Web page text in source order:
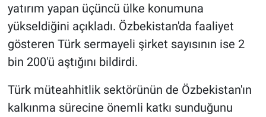
yatırım yapan üçüncü ülke konumuna
yükseldiğini açıkladı. Özbekistan'da faaliyet
gösteren Türk sermayeli şirket sayısının ise 2
bin 200'ü aştığını bildirdi.
Türk müteahhitlik sektörünün de Özbekistan'ın
kalkınma sürecine önemli katkı sunduğunu